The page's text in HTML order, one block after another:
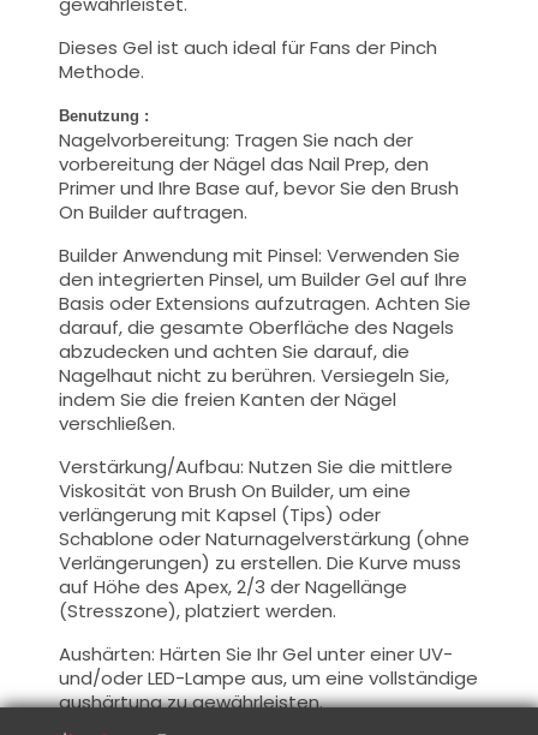
Dieses Gel ist auch ideal für Fans der Pinch
Methode.
Benutzung :
Nagelvorbereitung: Tragen Sie nach der
vorbereitung der Nägel das Nail Prep, den
Primer und Ihre Base auf, bevor Sie den Brush
On Builder auftragen.
Builder Anwendung mit Pinsel: Verwenden Sie
den integrierten Pinsel, um Builder Gel auf Ihre
Basis oder Extensions aufzutragen. Achten Sie
darauf, die gesamte Oberfläche des Nagels
abzudecken und achten Sie darauf, die
Nagelhaut nicht zu berühren. Versiegeln Sie,
indem Sie die freien Kanten der Nägel
verschließen.
Verstärkung/Aufbau: Nutzen Sie die mittlere
Viskosität von Brush On Builder, um eine
verlängerung mit Kapsel (Tips) oder
Schablone oder Naturnagelverstärkung (ohne
Verlängerungen) zu erstellen. Die Kurve muss
auf Höhe des Apex, 2/3 der Nagellänge
(Stresszone), platziert werden.
Aushärten: Härten Sie Ihr Gel unter einer UV-
und/oder LED-Lampe aus, um eine vollständige
aushärtung zu gewährleisten.